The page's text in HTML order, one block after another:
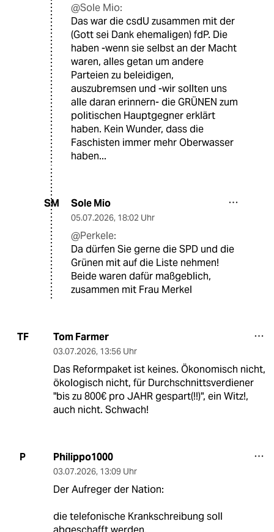
@Sole Mio:
Das war die csdU zusammen mit der
(Gott sei Dank ehemaligen) fdP. Die
haben -wenn sie selbst an der Macht
waren, alles getan um andere
Parteien zu beleidigen,
auszubremsen und -wir sollten uns
alle daran erinnern- die GRÜNEN zum
politischen Hauptgegner erklärt
haben. Kein Wunder, dass die
Faschisten immer mehr Oberwasser
haben...
SM Sole Mio
05.07.2026, 18:02 Uhr
@Perkele:
Da dürfen Sie gerne die SPD und die
Grünen mit auf die Liste nehmen!
Beide waren dafür maßgeblich,
zusammen mit Frau Merkel
TF Tom Farmer
03.07.2026, 13:56 Uhr
Das Reformpaket ist keines. Ökonomisch nicht,
ökologisch nicht, für Durchschnittsverdiener
"bis zu 800€ pro JAHR gespart(!!)", ein Witz!,
auch nicht. Schwach!
P Philippo1000
03.07.2026, 13:09 Uhr
Der Aufreger der Nation:
die telefonische Krankschreibung soll